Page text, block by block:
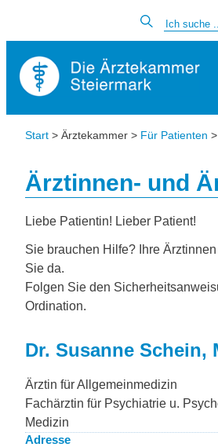
Start > Ärztekammer > Für Patienten >
Ärztinnen- und
Liebe Patientin! Lieber Patient!
Sie brauchen Hilfe? Ihre
Sie da.
Folgen Sie den
Ordination.
Dr. Susanne Schein,
Ärztin für Allgemeinmedizin
Fachärztin für Psychiatrie u.
Medizin
Adresse